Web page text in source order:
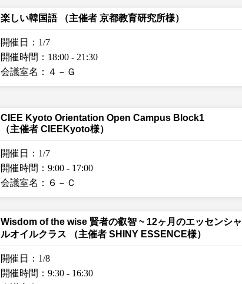
楽しい韓国語 （主催者 京都教育研究所様）
開催日：1/7
開催時間：18:00 - 21:30
会議室名：４－Ｇ
CIEE Kyoto Orientation Open Campus Block1
（主催者 CIEEKyoto様）
開催日：1/7
開催時間：9:00 - 17:00
会議室名：６－Ｃ
Wisdom of the wise 賢者の叡智 ~ 12ヶ月のエッセンシャ
ルオイルクラス
（主催者 SHINY ESSENCE様）
開催日：1/8
開催時間：9:30 - 16:30